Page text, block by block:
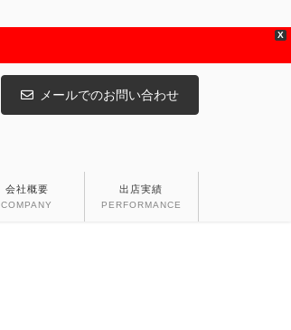
X
メールでのお問い合わせ
会社概要
COMPANY
出店実績
PERFORMANCE